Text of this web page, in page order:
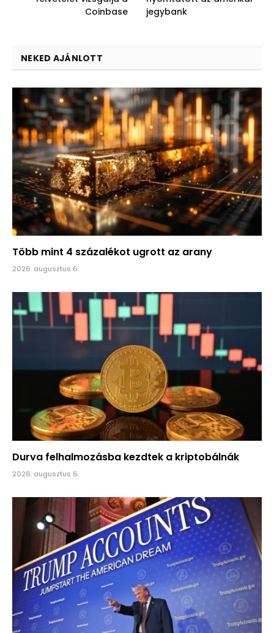
Coinbase
jegybank
NEKED AJÁNLOTT
Több mint 4 százalékot ugrott az arany
2026. augusztus 6.
Durva felhalmozásba kezdtek a kriptobálnák
2026. augusztus 6.